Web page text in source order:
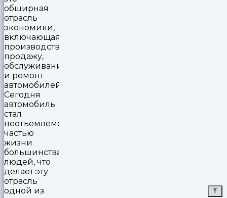
обширная
отрасль
экономики,
включающая
производство,
продажу,
обслуживание
и ремонт
автомобилей.
Сегодня
автомобиль
стал
неотъемлемой
частью
жизни
большинства
людей, что
делает эту
отрасль
одной из